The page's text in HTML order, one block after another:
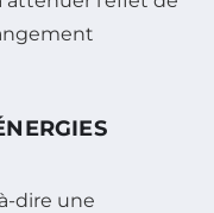
dire une